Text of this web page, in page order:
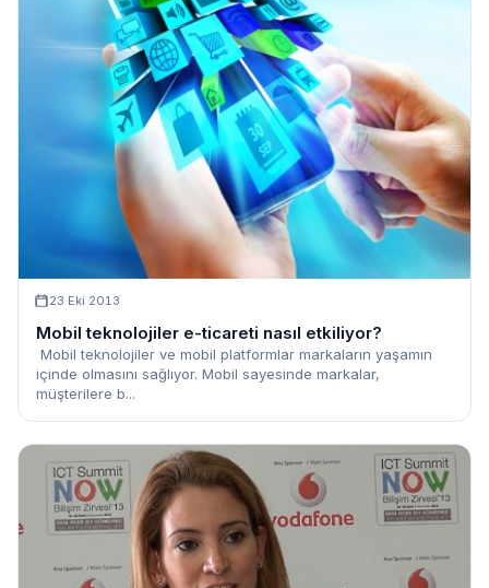
23 Eki 2013
Mobil teknolojiler e-ticareti nasıl etkiliyor?
Mobil teknolojiler ve mobil platformlar markaların yaşamın
içinde olmasını sağlıyor. Mobil sayesinde markalar,
müşterilere b...